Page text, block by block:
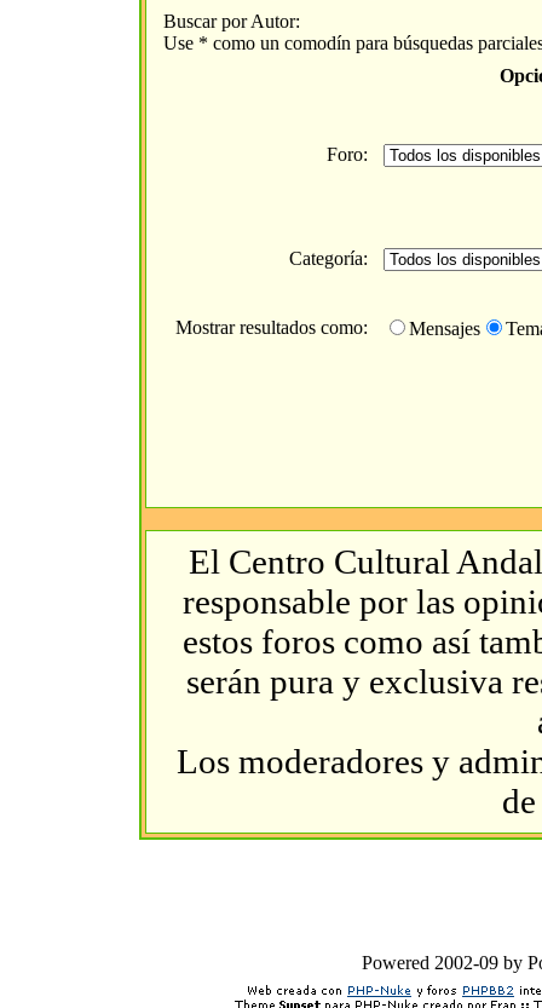
Buscar por Autor:
Use * como un comodín para búsquedas
Foro:
Categoría:
Mostrar resultados como: Mensajes
El Centro Cultural
responsable por las
estos foros como así
serán pura y exclusiva
Los moderadores y
Powered 2002-09 by